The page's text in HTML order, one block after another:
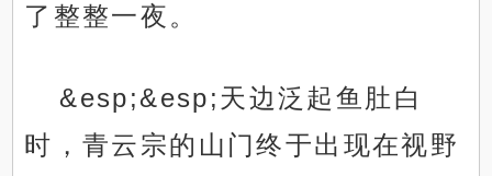
了整整一夜。
&esp;&esp;天边泛起鱼肚白
时，青云宗的山门终于出现在视野